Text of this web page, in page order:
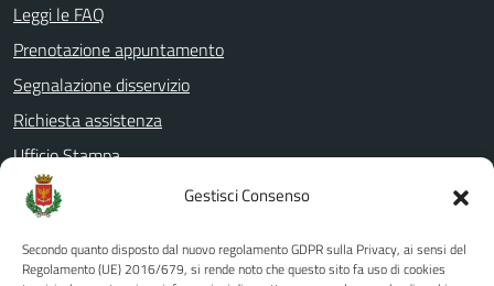
Gestisci Consenso
Secondo quanto disposto dal nuovo regolamento GDPR sulla Privacy, ai sensi del
Regolamento (UE) 2016/679, si rende noto che questo sito fa uso di cookies
Leggi le FAQ
Prenotazione appuntamento
Segnalazione disservizio
Richiesta assistenza
Ufficio Stampa
Amministrazione Trasparente
Albo pretorio
Informativa privacy